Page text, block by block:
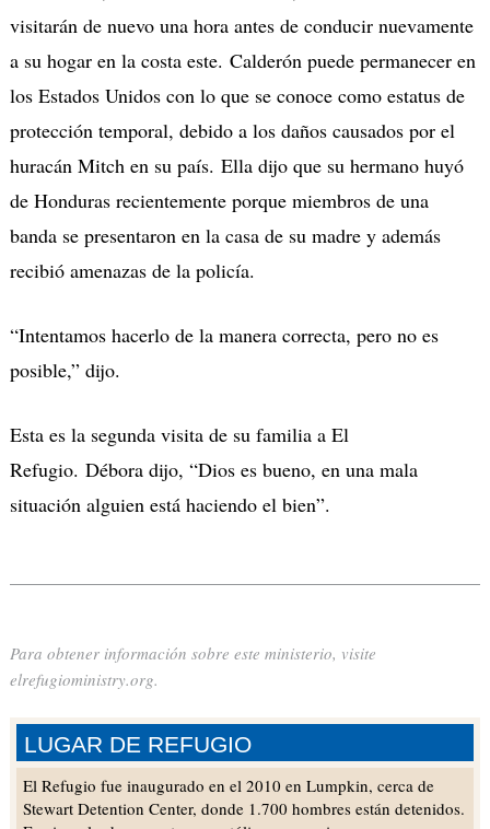
LUGAR DE REFUGIO
El Refugio fue inaugurado en el 2010 en Lumpkin, cerca de
Stewart Detention Center, donde 1.700 hombres están detenidos.
visitarán de nuevo una hora antes de conducir nuevamente
a su hogar en la costa este. Calderón puede permanecer en
los Estados Unidos con lo que se conoce como estatus de
protección temporal, debido a los daños causados por el
huracán Mitch en su país. Ella dijo que su hermano huyó
de Honduras recientemente porque miembros de una
banda se presentaron en la casa de su madre y además
recibió amenazas de la policía.
“Intentamos hacerlo de la manera correcta, pero no es
posible,” dijo.
Esta es la segunda visita de su familia a El
Refugio. Débora dijo, “Dios es bueno, en una mala
situación alguien está haciendo el bien”.
Para obtener información sobre este ministerio, visite
elrefugioministry.org.